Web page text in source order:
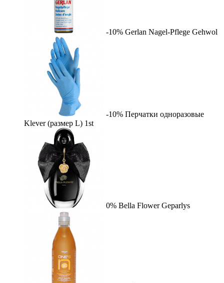
-10% Gerlan Nagel-Pflege Gehwol
-10% Перчатки одноразовые
Klever (размер L) 1st
0% Bella Flower Geparlys